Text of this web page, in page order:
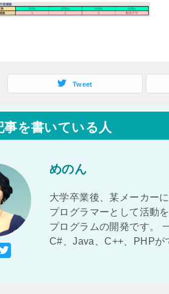
Tweet
事を書いている人
めのん
大学卒業後、某メーカー
プログラマーとして活動
プログラムの開発です。
C#、Java、C++、PHPが